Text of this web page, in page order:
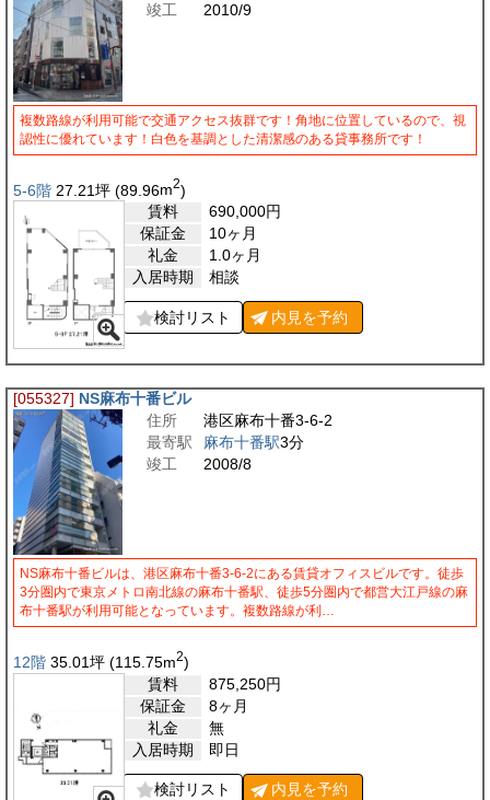
竣工 2010/9
複数路線が利用可能で交通アクセス抜群です！角地に位置しているので、視
認性に優れています！白色を基調とした清潔感のある貸事務所です！
5-6階 27.21坪 (89.96m2)
賃料
690,000円
保証金
10ヶ月
礼金
1.0ヶ月
入居時期
相談
検討リスト 内見を予約
[055327] NS麻布十番ビル
住所
港区麻布十番3-6-2
最寄駅
麻布十番駅3分
竣工
2008/8
NS麻布十番ビルは、港区麻布十番3-6-2にある賃貸オフィスビルです。徒歩
3分圏内で東京メトロ南北線の麻布十番駅、徒歩5分圏内で都営大江戸線の麻
布十番駅が利用可能となっています。複数路線が利…
12階 35.01坪 (115.75m2)
賃料
875,250円
保証金
8ヶ月
礼金
無
入居時期
即日
検討リスト 内見を予約